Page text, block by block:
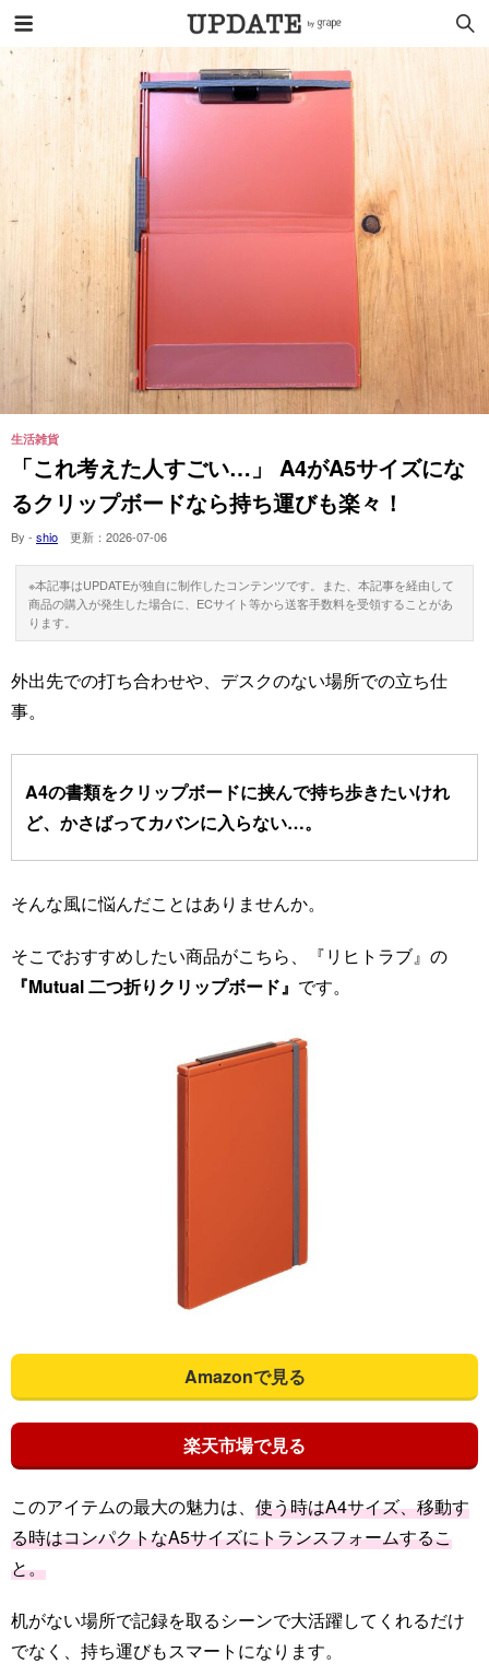
生活雑貨
「これ考えた人すごい…」 A4がA5サイズにな
るクリップボードなら持ち運びも楽々！
By - shio 更新： 2026-07-06
※本記事はUPDATEが独自に制作したコンテンツです。また、本記事を経由して
商品の購入が発生した場合に、ECサイト等から送客手数料を受領することがあ
ります。
外出先での打ち合わせや、デスクのない場所での立ち仕
事。
A4の書類をクリップボードに挟んで持ち歩きたいけれ
ど、かさばってカバンに入らない…。
そんな風に悩んだことはありませんか。
そこでおすすめしたい商品がこちら、『リヒトラブ』の
『Mutual 二つ折りクリップボード』 です。
Amazonで見る
楽天市場で見る
このアイテムの最大の魅力は、 使う時はA4サイズ、移動す
る時はコンパクトなA5サイズにトランスフォームするこ
と。
机がない場所で記録を取るシーンで大活躍してくれるだけ
でなく、持ち運びもスマートになります。